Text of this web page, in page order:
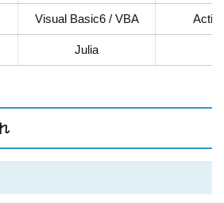
Visual Basic6 / VBA
Julia